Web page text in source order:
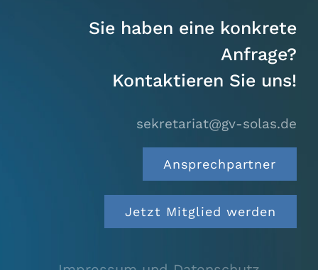
Sie haben eine konkrete
Anfrage?
Kontaktieren Sie uns!
sekretariat@gv-solas.de
Ansprechpartner
Jetzt Mitglied werden